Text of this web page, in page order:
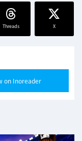
Threads X
on Inoreader